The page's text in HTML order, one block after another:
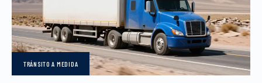
TRÁNSITOA MEDIDA